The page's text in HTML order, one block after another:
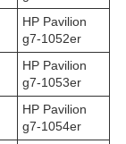
HP Pavilion
g7-1052er
HP Pavilion
g7-1053er
HP Pavilion
g7-1054er